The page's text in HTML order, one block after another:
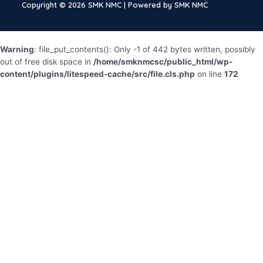
Copyright © 2026 SMK NMC | Powered by SMK NMC
Warning: file_put_contents(): Only -1 of 442 bytes written, possibly
out of free disk space in /home/smknmcsc/public_html/wp-
content/plugins/litespeed-cache/src/file.cls.php on line 172